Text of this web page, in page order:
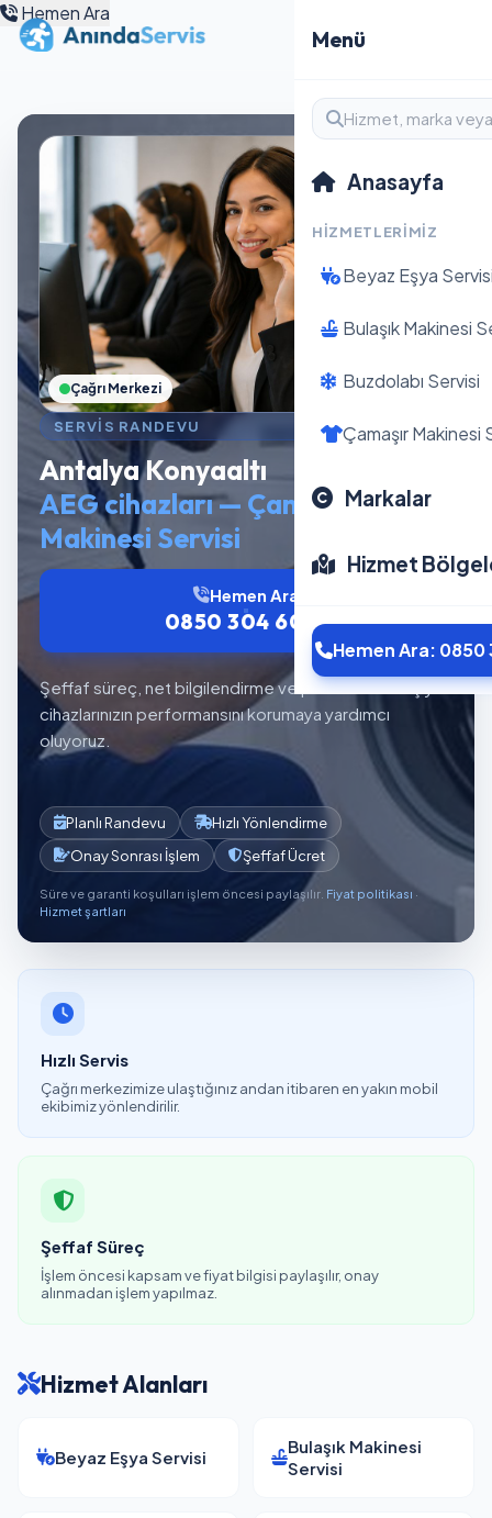
Menü
Anasayfa
HIZMETLERIMIZ
Beyaz Eşya
Bulaşık Makinesi
Buzdolabı Servisi
Çamaşır Makinesi
Markalar
Hizmet
Hemen Ara: 0850
Hemen Ara
SERVIS RANDEVU
Antalya Konyaaltı
AEG cihazları — Çamaşır
Makinesi Servisi
Şeffaf süreç, net bilgilendirme ve planlı servis akışıyla
cihazlarınızın performansını korumaya yardımcı
oluyoruz.
Hemen Ara
0850 304 6012
Planlı Randevu
Hızlı Yönlendirme
Onay Sonrası İşlem
Şeffaf Ücret
Süre ve garanti koşulları işlem öncesi paylaşılır. Fiyat politikası ·
Hizmet şartları
Çağrı Merkezi
Hızlı Servis
Çağrı merkezimize ulaştığınız andan itibaren en yakın mobil
ekibimiz yönlendirilir.
Şeffaf Süreç
İşlem öncesi kapsam ve fiyat bilgisi paylaşılır, onay
alınmadan işlem yapılmaz.
Hizmet Alanları
Beyaz Eşya Servisi
Bulaşık Makinesi
Servisi